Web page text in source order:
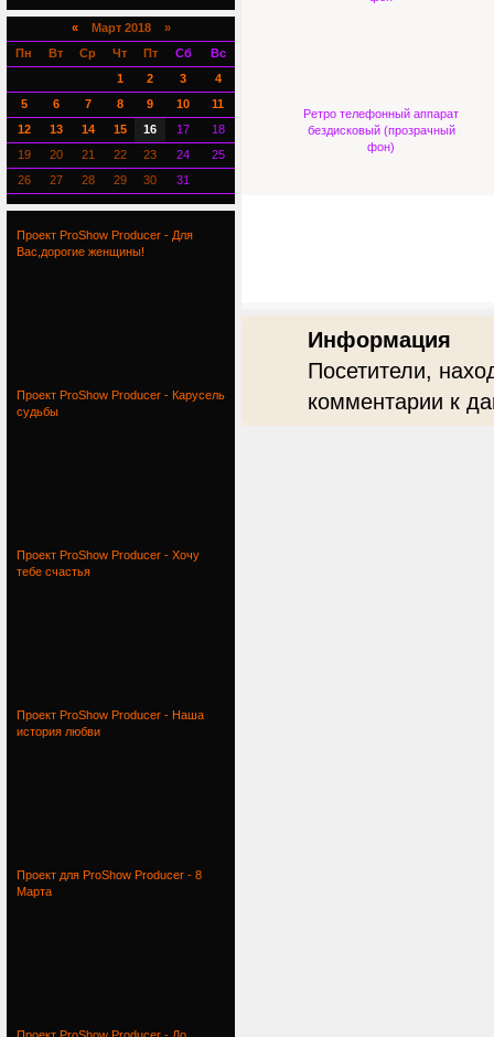
Ретро телефонный аппарат
бездисковый (прозрачный
фон)
Информация
Посетители,
комментарии к
«Март 2018 »
Пн
Вт Ср Чт Пт Сб
Вс
1
2 3
4
5
6 7 8 9 10
11
12
13 14 15 16 17
18
19
20 21 22 23 24
25
26
27 28 29 30 31
Проект ProShow Producer - Для
Вас,дорогие женщины!
Проект ProShow Producer - Карусель
судьбы
Проект ProShow Producer - Хочу
тебе счастья
Проект ProShow Producer - Наша
история любви
Проект для ProShow Producer - 8
Марта